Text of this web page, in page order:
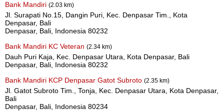
Bank Mandiri (2.03 km)
Jl. Surapati No.15, Dangin Puri, Kec. Denpasar Tim., Kota
Denpasar, Bali
Denpasar, Bali, Indonesia 80232
Bank Mandiri KC Veteran (2.34 km)
Dauh Puri Kaja, Kec. Denpasar Utara, Kota Denpasar, Bali
Denpasar, Bali, Indonesia 80232
Bank Mandiri KCP Denpasar Gatot Subroto (2.35 km)
Jl. Gatot Subroto Tim., Tonja, Kec. Denpasar Utara, Kota Denpasar,
Bali
Denpasar, Bali, Indonesia 80234